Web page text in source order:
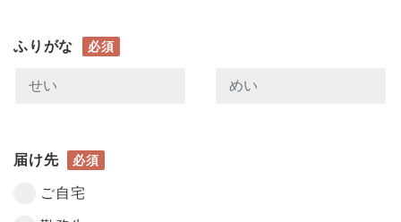
ふりがな 必須
届け先 必須
ご自宅